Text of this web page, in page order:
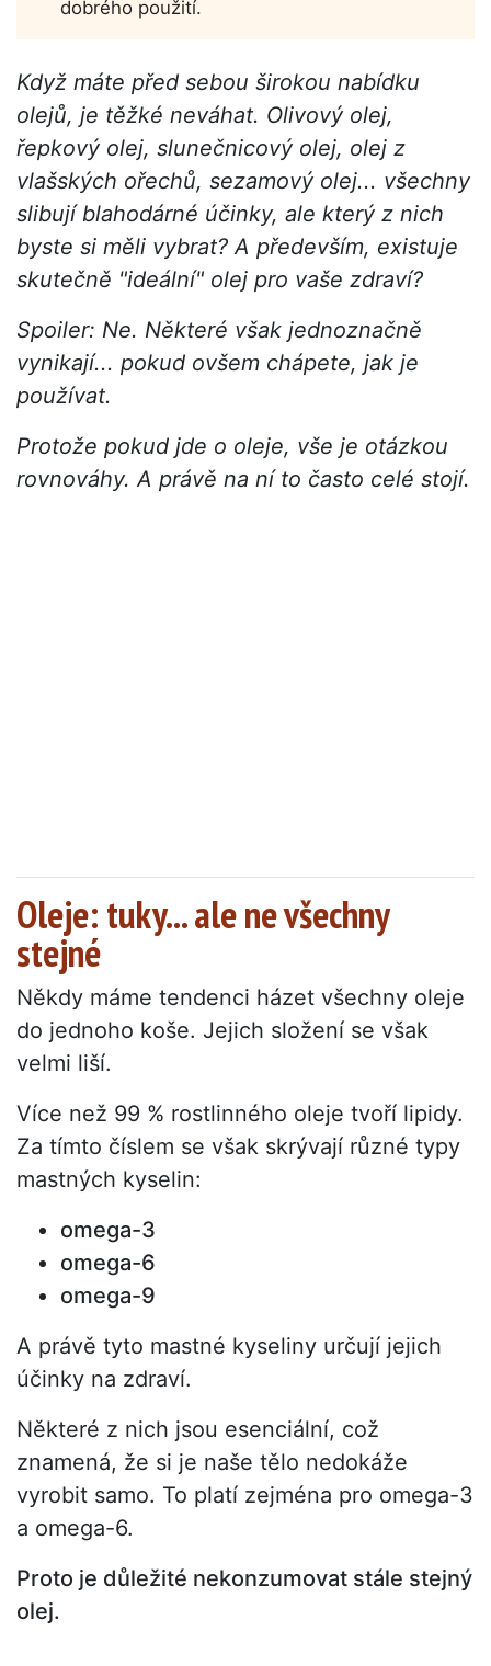
dobrého použití.
Když máte před sebou širokou nabídku
olejů, je těžké neváhat. Olivový olej,
řepkový olej, slunečnicový olej, olej z
vlašských ořechů, sezamový olej... všechny
slibují blahodárné účinky, ale který z nich
byste si měli vybrat? A především, existuje
skutečně "ideální" olej pro vaše zdraví?
Spoiler: Ne. Některé však jednoznačně
vynikají... pokud ovšem chápete, jak je
používat.
Protože pokud jde o oleje, vše je otázkou
rovnováhy. A právě na ní to často celé stojí.
Oleje: tuky... ale ne všechny
stejné
Někdy máme tendenci házet všechny oleje
do jednoho koše. Jejich složení se však
velmi liší.
Více než 99 % rostlinného oleje tvoří lipidy.
Za tímto číslem se však skrývají různé typy
mastných kyselin:
omega-3
omega-6
omega-9
A právě tyto mastné kyseliny určují jejich
účinky na zdraví.
Některé z nich jsou esenciální, což
znamená, že si je naše tělo nedokáže
vyrobit samo. To platí zejména pro omega-3
a omega-6.
Proto je důležité nekonzumovat stále stejný
olej.